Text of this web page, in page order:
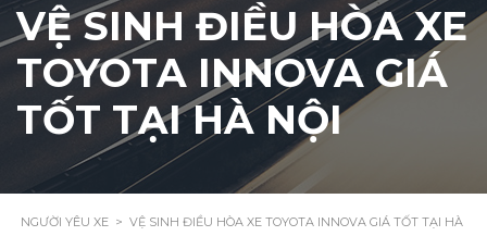
VỆ SINH ĐIỀU HÒA XE
TOYOTA INNOVA GIÁ
TỐT TẠI HÀ NỘI
NGƯỜI YÊU XE > VỆ SINH ĐIỀU HÒA XE TOYOTA INNOVA GIÁ TỐT TẠI HÀ